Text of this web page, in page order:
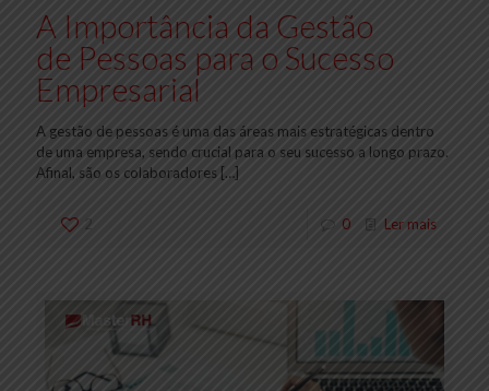
A Importância da Gestão
de Pessoas para o Sucesso
Empresarial
A gestão de pessoas é uma das áreas mais estratégicas dentro
de uma empresa, sendo crucial para o seu sucesso a longo prazo.
Afinal, são os colaboradores […]
2 0 Ler mais